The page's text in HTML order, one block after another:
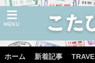
ホーム 新着記事